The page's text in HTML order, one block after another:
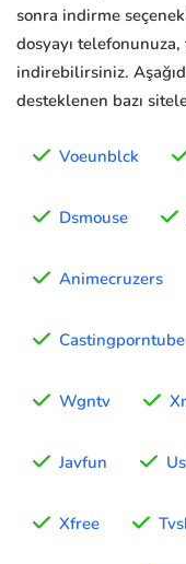
sonra indirme
dosyayı
indirebilirsiniz.
desteklenen bazı
Voeunblck
Dsmouse
Animecruzers
Castingporntube
Wgntv
Javfun
Xfree